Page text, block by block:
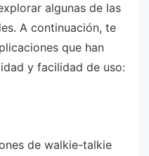
algunas de las
A continuación, te
que han
y facilidad de uso:
de walkie-talkie